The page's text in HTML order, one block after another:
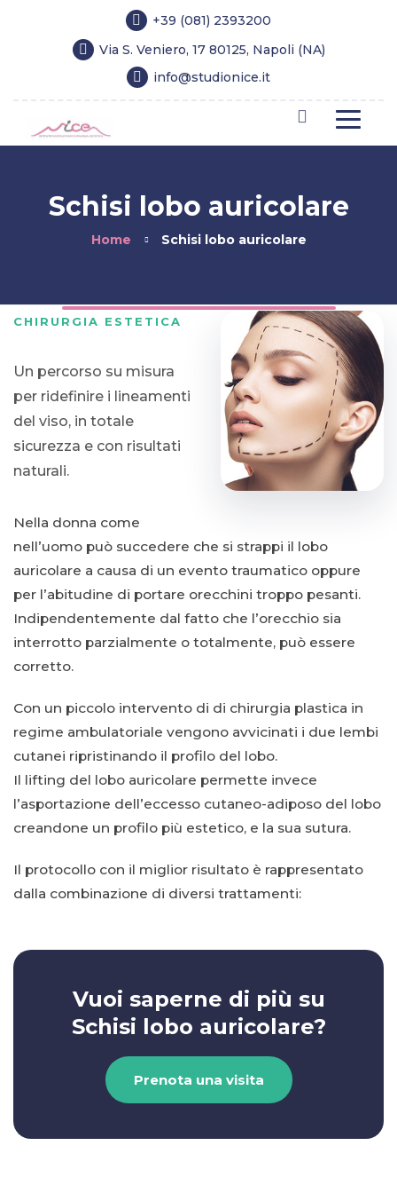
+39 (081) 2393200
Via S. Veniero, 17 80125, Napoli (NA)
info@studionice.it
Schisi lobo auricolare
Home Schisi lobo auricolare
CHIRURGIA ESTETICA
Un percorso su misura
per ridefinire i lineamenti
del viso, in totale
sicurezza e con risultati
naturali.
Nella donna come
nell’uomo può succedere che si strappi il lobo
auricolare a causa di un evento traumatico oppure
per l’abitudine di portare orecchini troppo pesanti.
Indipendentemente dal fatto che l’orecchio sia
interrotto parzialmente o totalmente, può essere
corretto.
Con un piccolo intervento di di chirurgia plastica in
regime ambulatoriale vengono avvicinati i due lembi
cutanei ripristinando il profilo del lobo.
Il lifting del lobo auricolare permette invece
l’asportazione dell’eccesso cutaneo-adiposo del lobo
creandone un profilo più estetico, e la sua sutura.
Il protocollo con il miglior risultato è rappresentato
dalla combinazione di diversi trattamenti:
Vuoi saperne di più su
Schisi lobo auricolare?
Prenota una visita